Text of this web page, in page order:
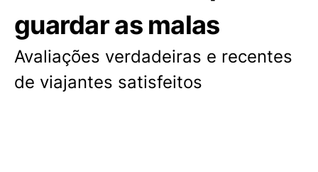
guardar as malas
Avaliações verdadeiras e recentes
de viajantes satisfeitos